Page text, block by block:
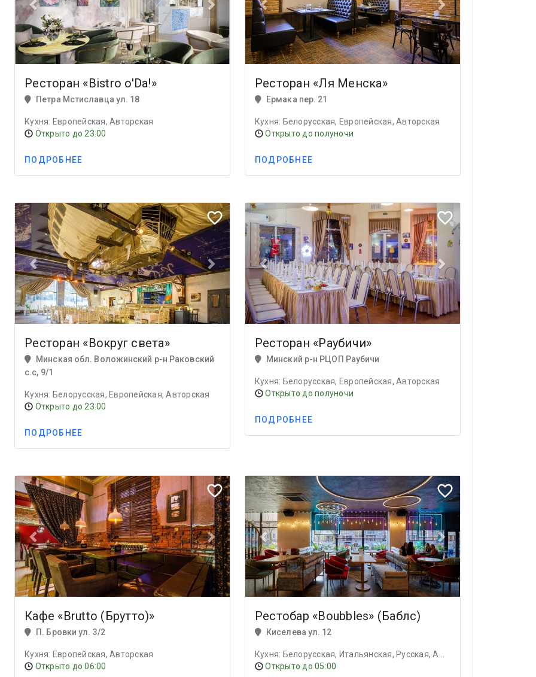
Ресторан «Bistro o'Da!»
Петра Мстиславца ул. 18
Кухня: Европейская, Авторская
Открыто до 23:00
ПОДРОБНЕЕ
Ресторан «Ля Менска»
Ермака пер. 21
Кухня: Белорусская, Европейская, Авторская
Открыто до полуночи
ПОДРОБНЕЕ
favorite_border
Previous Next
Ресторан «Вокруг света»
Минская обл. Воложинский р-н Раковский
с.с, 9/1
Кухня: Белорусская, Европейская, Авторская
Открыто до 23:00
ПОДРОБНЕЕ
favorite_border
Previous Next
Ресторан «Раубичи»
Минский р-н РЦОП Раубичи
Кухня: Белорусская, Европейская, Авторская
Открыто до полуночи
ПОДРОБНЕЕ
favorite_border
Previous Next
Кафе «Brutto (Брутто)»
П. Бровки ул. 3/2
Кухня: Европейская, Авторская
Открыто до 06:00
favorite_border
Previous Next
Рестобар «Boubbles» (Баблс)
Киселева ул. 12
Открыто до 05:00